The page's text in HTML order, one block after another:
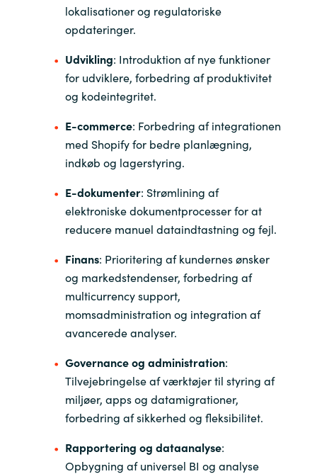
Singapore
Spain
Sweden
Ukraine
United Kingdom
United States
lokalisationer og regulatoriske
opdateringer.
Udvikling: Introduktion af nye funktioner
for udviklere, forbedring af produktivitet
og kodeintegritet.
E-commerce: Forbedring af integrationen
med Shopify for bedre planlægning,
indkøb og lagerstyring.
E-dokumenter: Strømlining af
elektroniske dokumentprocesser for at
reducere manuel dataindtastning og fejl.
Finans: Prioritering af kundernes ønsker
og markedstendenser, forbedring af
multicurrency support,
momsadministration og integration af
avancerede analyser.
Governance og administration:
Tilvejebringelse af værktøjer til styring af
miljøer, apps og datamigrationer,
forbedring af sikkerhed og fleksibilitet.
Rapportering og dataanalyse:
Opbygning af universel BI og analyse